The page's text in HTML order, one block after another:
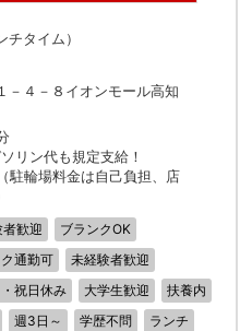
タイム）
－４－８イオンモール高知
リン代も規定支給！
駐輪場料金は自己負担、店
者歓迎
ブランクOK
通勤可
未経験者歓迎
祝日休み 大学生歓迎
扶養内
週3日～ 学歴不問
ランチ